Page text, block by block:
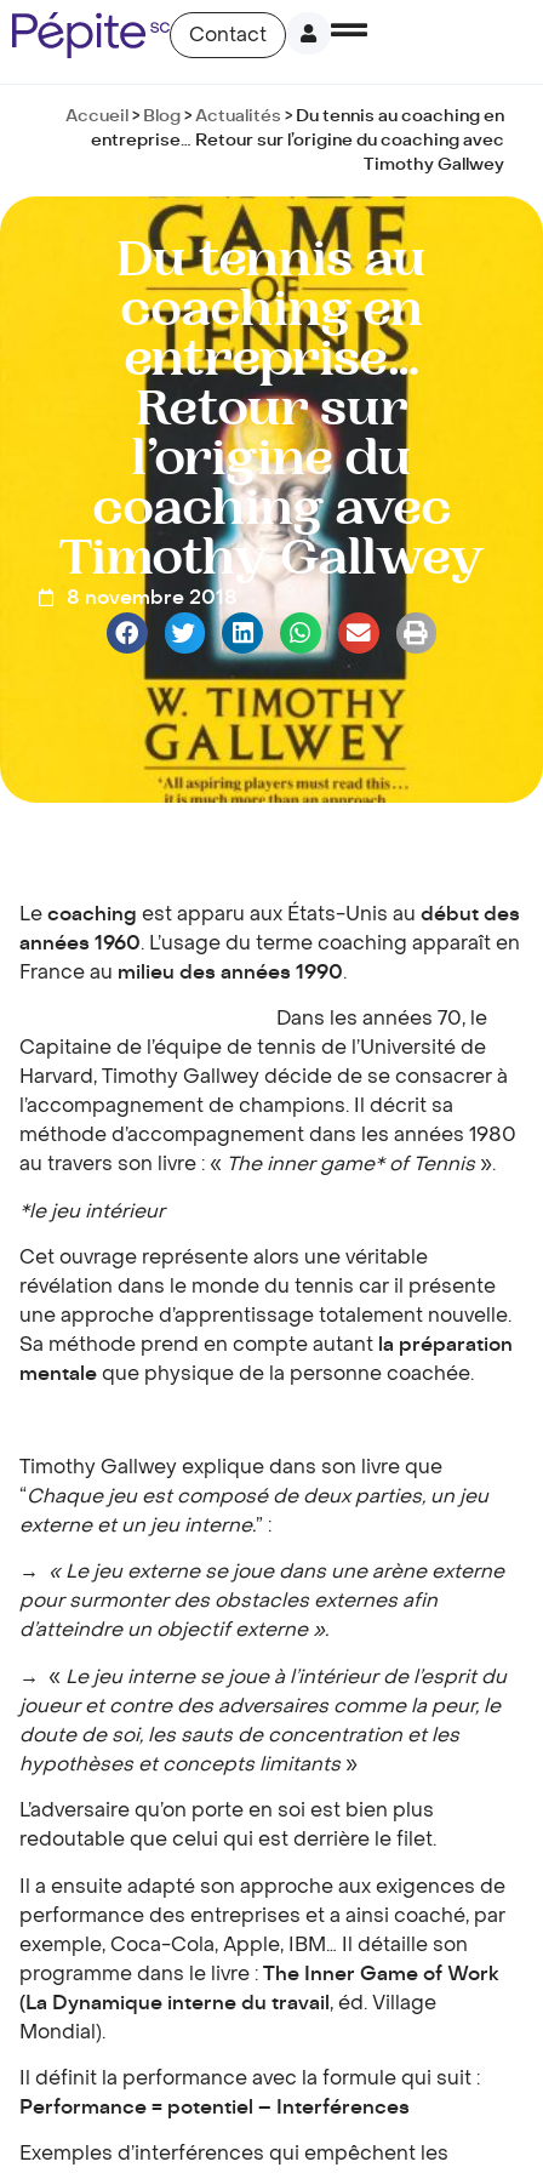
Contact
Accueil> Blog>Actualités > Du tennis au coaching en
entreprise… Retour sur l’origine du coaching avec
Timothy Gallwey
Du tennis au
coaching en
entreprise…
Retour sur
l’origine du
coaching avec
Timothy Gallwey
8 novembre 2018
Le coaching est apparu aux États-Unis au début des
années 1960. L’usage du terme coaching apparaît en
France au milieu des années 1990.
Dans les années 70, le
Capitaine de l’équipe de tennis de l’Université de
Harvard, Timothy Gallwey décide de se consacrer à
l’accompagnement de champions. Il décrit sa
méthode d’accompagnement dans les années 1980
au travers son livre : « The inner game* of Tennis».
*le jeu intérieur
Cet ouvrage représente alors une véritable
révélation dans le monde du tennis car il présente
une approche d’apprentissage totalement nouvelle.
Sa méthode prend en compte autant la préparation
mentale que physique de la personne coachée.
Timothy Gallwey explique dans son livre que
“Chaque jeu est composé de deux parties, un jeu
externe et un jeu interne.” :
→ « Le jeu externe se joue dans une arène externe
pour surmonter des obstacles externes afin
d’atteindre un objectif externe ».
→ « Le jeu interne se joue à l’intérieur de l’esprit du
joueur et contre des adversaires comme la peur, le
doute de soi, les sauts de concentration et les
hypothèses et concepts limitants»
L’adversaire qu’on porte en soi est bien plus
redoutable que celui qui est derrière le filet.
Il a ensuite adapté son approche aux exigences de
performance des entreprises et a ainsi coaché, par
exemple, Coca-Cola, Apple, IBM… Il détaille son
programme dans le livre : The Inner Game of Work
(La Dynamique interne du travail, éd. Village
Mondial).
Il définit la performance avec la formule qui suit :
Performance = potentiel – Interférences
Exemples d’interférences qui empêchent les